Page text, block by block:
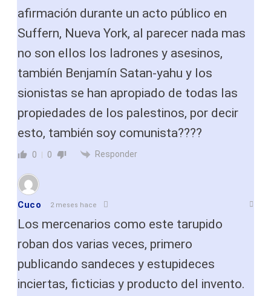
afirmación durante un acto público en
Suffern, Nueva York, al parecer nada mas
no son ellos los ladrones y asesinos,
también Benjamín Satan-yahu y los
sionistas se han apropiado de todas las
propiedades de los palestinos, por decir
esto, también soy comunista????
0 0 Responder
Cuco 2 meses hace
Los mercenarios como este tarupido
roban dos varias veces, primero
publicando sandeces y estupideces
inciertas, ficticias y producto del invento.